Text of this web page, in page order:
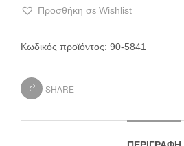
Προσθήκη σε Wishlist
Κωδικός προϊόντος: 90-5841
SHARE